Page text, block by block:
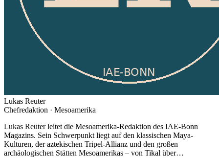
Lukas Reuter
Chefredaktion · Mesoamerika
Lukas Reuter leitet die Mesoamerika-Redaktion des IAE-Bonn
Magazins. Sein Schwerpunkt liegt auf den klassischen Maya-
Kulturen, der aztekischen Tripel-Allianz und den großen
archäologischen Stätten Mesoamerikas – von Tikal über…